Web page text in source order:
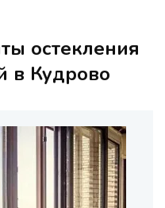
остекления
в Кудрово